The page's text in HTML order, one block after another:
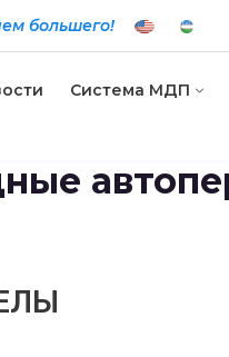
большего!
Система МДП